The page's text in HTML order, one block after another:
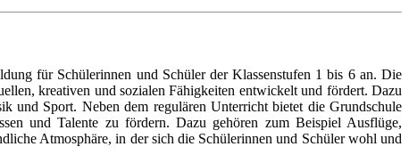
für Schülerinnen und Schüler der Klassenstufen 1 bis 6 an. Die
kreativen und sozialen Fähigkeiten entwickelt und fördert. Dazu
und Sport. Neben dem regulären Unterricht bietet die Grundschule
und Talente zu fördern. Dazu gehören zum Beispiel Ausflüge,
Atmosphäre, in der sich die Schülerinnen und Schüler wohl und